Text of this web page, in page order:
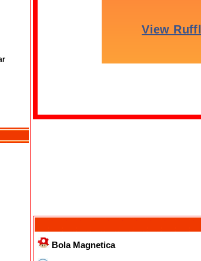
Bola Magnetica